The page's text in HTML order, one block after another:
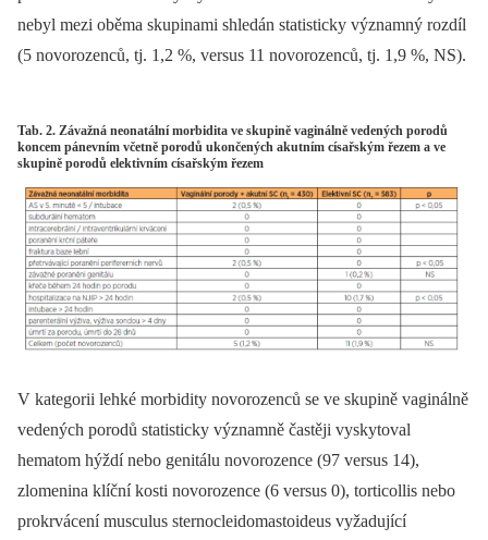
nebyl mezi oběma skupinami shledán statisticky významný rozdíl
(5 novorozenců, tj. 1,2 %, versus 11 novorozenců, tj. 1,9 %, NS).
Tab. 2. Závažná neonatální morbidita ve skupině vaginálně vedených porodů
koncem pánevním včetně porodů ukončených akutním císařským řezem a ve
skupině porodů elektivním císařským řezem
V kategorii lehké morbidity novorozenců se ve skupině vaginálně
vedených porodů statisticky významně častěji vyskytoval
hematom hýždí nebo genitálu novorozence (97 versus 14),
zlomenina klíční kosti novorozence (6 versus 0), torticollis nebo
prokrvácení musculus sternocleidomastoideus vyžadující